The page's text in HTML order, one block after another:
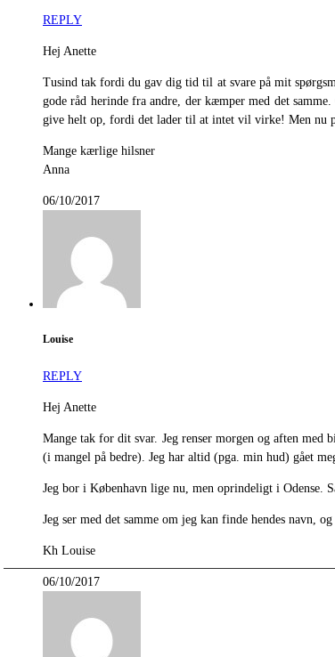
REPLY
Hej Anette
Tusind tak fordi du gav dig tid til at svare på mit
gode råd herinde fra andre, der kæmper med det
give helt op, fordi det lader til at intet vil virke! Men nu
Mange kærlige hilsner
Anna
06/10/2017
Louise
REPLY
Hej Anette
Mange tak for dit svar. Jeg renser morgen og aften med
(i mangel på bedre). Jeg har altid (pga. min hud) gået
Jeg bor i København lige nu, men oprindeligt i Odense.
Jeg ser med det samme om jeg kan finde hendes navn, og
Kh Louise
06/10/2017